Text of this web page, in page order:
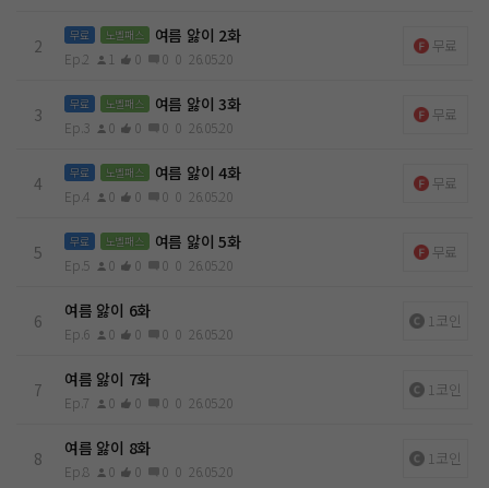
2
무료 노벨패스 여름 앓이 2화
Ep.2 1 0 0 0 26.05.20
무료
3
무료 노벨패스 여름 앓이 3화
Ep.3 0 0 0 0 26.05.20
무료
4
무료 노벨패스 여름 앓이 4화
Ep.4 0 0 0 0 26.05.20
무료
5
무료 노벨패스 여름 앓이 5화
Ep.5 0 0 0 0 26.05.20
무료
6 여름 앓이 6화
Ep.6 0 0 0 0 26.05.20
1코인
7 여름 앓이 7화
Ep.7 0 0 0 0 26.05.20
1코인
8 여름 앓이 8화
Ep.8 0 0 0 0 26.05.20
1코인